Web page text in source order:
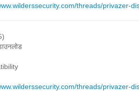
threads/privazer-
threads/privazer-